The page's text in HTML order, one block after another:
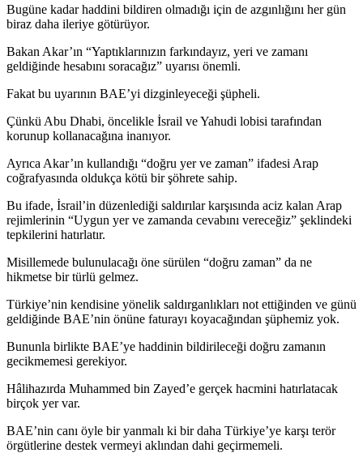
Bugüne kadar haddini bildiren olmadığı için de azgınlığını her gün
biraz daha ileriye götürüyor.
Bakan Akar’ın “Yaptıklarınızın farkındayız, yeri ve zamanı
geldiğinde hesabını soracağız” uyarısı önemli.
Fakat bu uyarının BAE’yi dizginleyeceği şüpheli.
Çünkü Abu Dhabi, öncelikle İsrail ve Yahudi lobisi tarafından
korunup kollanacağına inanıyor.
Ayrıca Akar’ın kullandığı “doğru yer ve zaman” ifadesi Arap
coğrafyasında oldukça kötü bir şöhrete sahip.
Bu ifade, İsrail’in düzenlediği saldırılar karşısında aciz kalan Arap
rejimlerinin “Uygun yer ve zamanda cevabını vereceğiz” şeklindeki
tepkilerini hatırlatır.
Misillemede bulunulacağı öne sürülen “doğru zaman” da ne
hikmetse bir türlü gelmez.
Türkiye’nin kendisine yönelik saldırganlıkları not ettiğinden ve günü
geldiğinde BAE’nin önüne faturayı koyacağından şüphemiz yok.
Bununla birlikte BAE’ye haddinin bildirileceği doğru zamanın
gecikmemesi gerekiyor.
Hâlihazırda Muhammed bin Zayed’e gerçek hacmini hatırlatacak
birçok yer var.
BAE’nin canı öyle bir yanmalı ki bir daha Türkiye’ye karşı terör
örgütlerine destek vermeyi aklından dahi geçirmemeli.